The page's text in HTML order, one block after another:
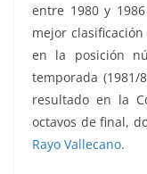
entre 1980 y
mejor
en la posición
temporada
resultado en la
octavos de final,
Rayo Vallecano.